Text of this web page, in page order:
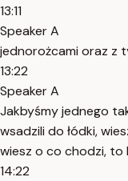
13:11
Speaker A
jednorożcami oraz z
13:22
Speaker A
Jakbyśmy jednego
wsadzili do łódki,
wiesz o co chodzi, to
14:22